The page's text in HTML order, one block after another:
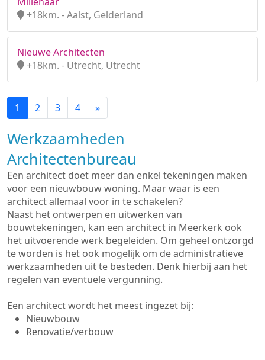
+18km. - Aalst, Gelderland
Nieuwe Architecten
+18km. - Utrecht, Utrecht
1 2 3 4 »
Werkzaamheden
Architectenbureau
Een architect doet meer dan enkel tekeningen maken
voor een nieuwbouw woning. Maar waar is een
architect allemaal voor in te schakelen?
Naast het ontwerpen en uitwerken van
bouwtekeningen, kan een architect in Meerkerk ook
het uitvoerende werk begeleiden. Om geheel ontzorgd
te worden is het ook mogelijk om de administratieve
werkzaamheden uit te besteden. Denk hierbij aan het
regelen van eventuele vergunning.
Een architect wordt het meest ingezet bij:
Nieuwbouw
Renovatie/verbouw